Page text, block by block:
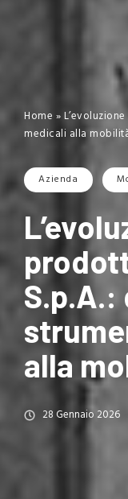
Home »
medicali alla
Azienda
S.p.A.:
alla
28 Gennaio 2026